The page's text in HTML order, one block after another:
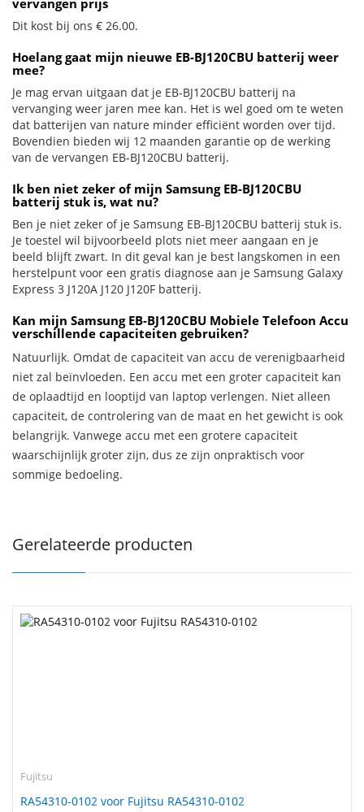
vervangen prijs
Dit kost bij ons € 26.00.
Hoelang gaat mijn nieuwe EB-BJ120CBU batterij weer
mee?
Je mag ervan uitgaan dat je EB-BJ120CBU batterij na
vervanging weer jaren mee kan. Het is wel goed om te weten
dat batterijen van nature minder efficiënt worden over tijd.
Bovendien bieden wij 12 maanden garantie op de werking
van de vervangen EB-BJ120CBU batterij.
Ik ben niet zeker of mijn Samsung EB-BJ120CBU
batterij stuk is, wat nu?
Ben je niet zeker of je Samsung EB-BJ120CBU batterij stuk is.
Je toestel wil bijvoorbeeld plots niet meer aangaan en je
beeld blijft zwart. In dit geval kan je best langskomen in een
herstelpunt voor een gratis diagnose aan je Samsung Galaxy
Express 3 J120A J120 J120F batterij.
Kan mijn Samsung EB-BJ120CBU Mobiele Telefoon Accu
verschillende capaciteiten gebruiken?
Natuurlijk. Omdat de capaciteit van accu de verenigbaarheid
niet zal beïnvloeden. Een accu met een groter capaciteit kan
de oplaadtijd en looptijd van laptop verlengen. Niet alleen
capaciteit, de controlering van de maat en het gewicht is ook
belangrijk. Vanwege accu met een grotere capaciteit
waarschijnlijk groter zijn, dus ze zijn onpraktisch voor
sommige bedoeling.
Gerelateerde producten
Fujitsu
RA54310-0102 voor Fujitsu RA54310-0102